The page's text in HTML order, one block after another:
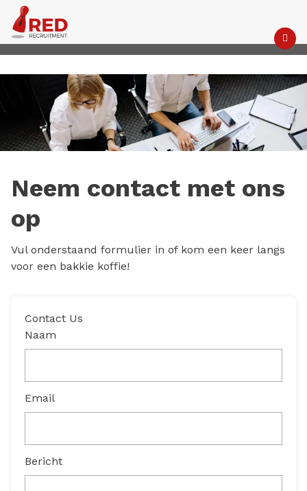
Neem contact met ons
op
Vul onderstaand formulier in of kom een keer langs
voor een bakkie koffie!
Contact Us
Naam
Email
Bericht